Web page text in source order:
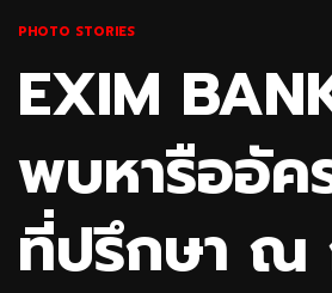
PHOTO STORIES
EXIM
พบหารืออัค
ที่ปรึกษา ณ